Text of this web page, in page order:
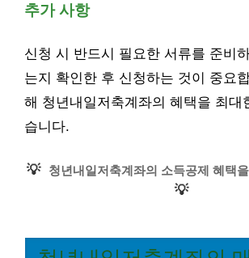
추가 사항
신청 시 반드시 필요한 서류를 준비
는지 확인한 후 신청하는 것이 중요
해 청년내일저축계좌의 혜택을 최대
습니다.
💡 청년내일저축계좌의 소득공제 혜택
💡